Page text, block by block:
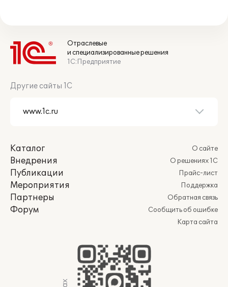
Отраслевые
и специализированные решения
1С:Предприятие
Другие сайты 1С
Каталог
Внедрения
Публикации
Мероприятия
Партнеры
Форум
О сайте
О решениях 1С
Прайс-лист
Поддержка
Обратная связь
Сообщить об ошибке
Карта сайта